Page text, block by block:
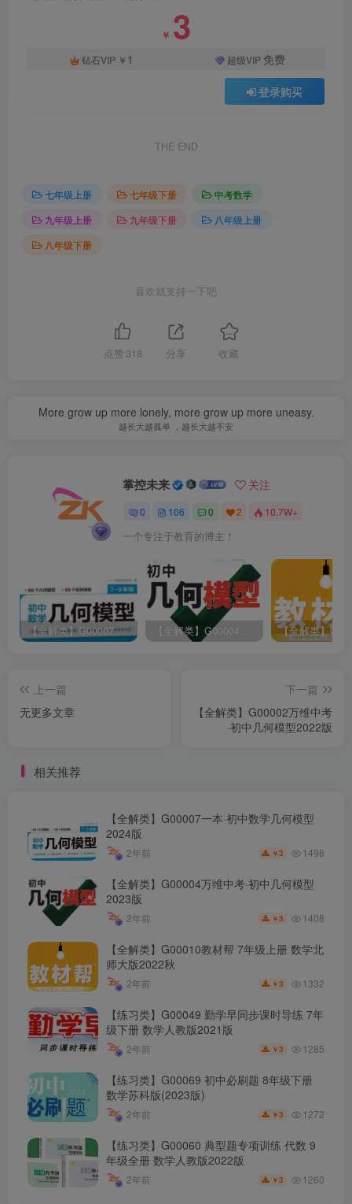
￥ 3
钻石VIP ￥ 1 超级VIP 免费
登录购买
THE END
七年级上册 七年级下册
中考数学
九年级上册
九年级下册
八年级上册
八年级下册
喜欢就支持一下吧
点赞 318 分享 收藏
More grow up more lonely, more grow up more uneasy.
越长大越孤单 ，越长大越不安
掌控未来 关注
0 106 0 2 10.7W+
一个专注于教育的博主！
【全解类】G00007一本·初中数学几何模型2024版
上一篇
无更多文章
下一篇
【全解类】G00002万维中考
·初中几何模型2022版
相关推荐
【全解类】G00007一本·初中数学几何模型
2024版
2年前 ￥3 1498
【全解类】G00004万维中考·初中几何模型
2023版
2年前 ￥3 1408
【全解类】G00010教材帮 7年级上册 数学北
师大版2022秋
2年前 ￥3 1332
【练习类】G00049 勤学早同步课时导练 7年
级下册 数学人教版2021版
2年前 ￥3 1285
【练习类】G00069 初中必刷题 8年级下册
数学苏科版(2023版)
2年前 ￥3 1272
【练习类】G00060 典型题专项训练 代数 9
年级全册 数学人教版2022版
2年前 ￥3 1260